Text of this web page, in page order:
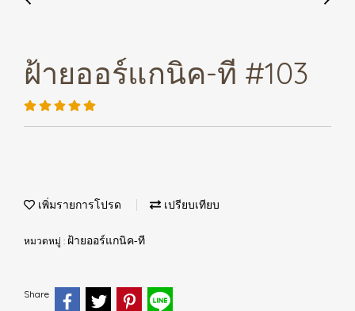
ฝ้ายออร์แกนิค-ที #103
เพิ่มรายการโปรด เปรียบเทียบ
หมวดหมู่ : ฝ้ายออร์แกนิค-ที
Share